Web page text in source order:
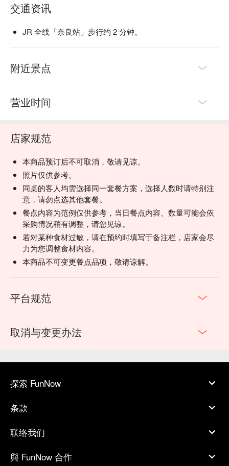
交通资讯
JR 全线「奈良站」步行约 2 分钟。
附近景点
营业时间
店家规范
本商品预订后不可取消，敬请见谅。
照片仅供参考。
同桌的客人均需选择同一套餐方案，选择人数时请特别注
意，请勿点选其他套餐。
餐点内容为范例仅供参考，当日餐点内容、数量可能会依
采购情况稍有调整，请您见谅。
若对某种食材过敏，请在预约时填写于备注栏，店家会尽
力为您调整食材内容。
本商品不可变更餐点品项，敬请谅解。
平台规范
取消与变更办法
探索 FunNow
条款
联络我们
與 FunNow 合作